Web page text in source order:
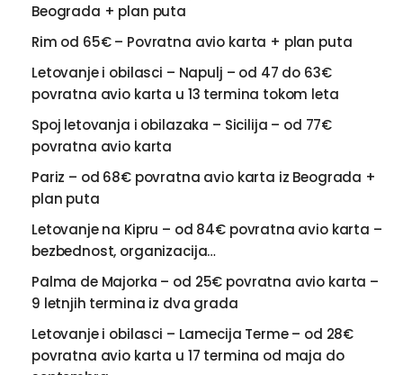
Beograda + plan puta
Rim od 65€ – Povratna avio karta + plan puta
Letovanje i obilasci – Napulj – od 47 do 63€
povratna avio karta u 13 termina tokom leta
Spoj letovanja i obilazaka – Sicilija – od 77€
povratna avio karta
Pariz – od 68€ povratna avio karta iz Beograda +
plan puta
Letovanje na Kipru – od 84€ povratna avio karta –
bezbednost, organizacija…
Palma de Majorka – od 25€ povratna avio karta –
9 letnjih termina iz dva grada
Letovanje i obilasci – Lamecija Terme – od 28€
povratna avio karta u 17 termina od maja do